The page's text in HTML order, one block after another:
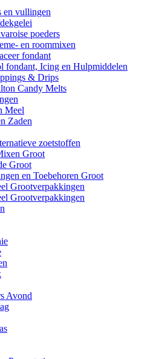
en vullingen
poeders
en roommixen
fondant
fondant, Icing en Hulpmiddelen
& Drips
Candy Melts
Meel
Zaden
zoetstoffen
Groot
Groot
en Toebehoren Groot
Grootverpakkingen
Grootverpakkingen
Avond